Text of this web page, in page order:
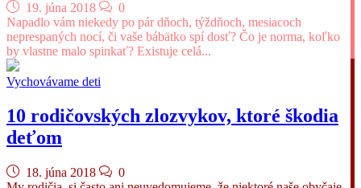
19. júna 2018
0
Napadlo vám niekedy po pár dňoch, týždňoch, mesiacoch
neprespaných nocí, či vaše bábätko spí dosť? Čo je norma, koľko
by vlastne malo spinkať? Existuje celá...
Vychovávame deti
10 rodičovských zlozvykov, ktoré škodia
deťom
18. júna 2018
0